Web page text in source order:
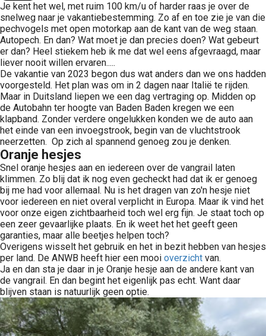
Je kent het wel, met ruim 100 km/u of harder raas je over de
snelweg naar je vakantiebestemming. Zo af en toe zie je van die
pechvogels met open motorkap aan de kant van de weg staan.
Autopech. En dan? Wat moet je dan precies doen? Wat gebeurt
er dan? Heel stiekem heb ik me dat wel eens afgevraagd, maar
liever nooit willen ervaren.....
De vakantie van 2023 begon dus wat anders dan we ons hadden
voorgesteld. Het plan was om in 2 dagen naar Italië te rijden.
Maar in Duitsland liepen we een dag vertraging op. Midden op
de Autobahn ter hoogte van Baden Baden kregen we een
klapband. Zonder verdere ongelukken konden we de auto aan
het einde van een invoegstrook, begin van de vluchtstrook
neerzetten. Op zich al spannend genoeg zou je denken.
Oranje hesjes
Snel oranje hesjes aan en iedereen over de vangrail laten
klimmen. Zo blij dat ik nog even gecheckt had dat ik er genoeg
bij me had voor allemaal. Nu is het dragen van zo'n hesje niet
voor iedereen en niet overal verplicht in Europa. Maar ik vind het
voor onze eigen zichtbaarheid toch wel erg fijn. Je staat toch op
een zeer gevaarlijke plaats. En ik weet het het geeft geen
garanties, maar alle beetjes helpen toch?
Overigens wisselt het gebruik en het in bezit hebben van hesjes
per land. De ANWB heeft hier een mooi overzicht van.
Ja en dan sta je daar in je Oranje hesje aan de andere kant van
de vangrail. En dan begint het eigenlijk pas echt. Want daar
blijven staan is natuurlijk geen optie.